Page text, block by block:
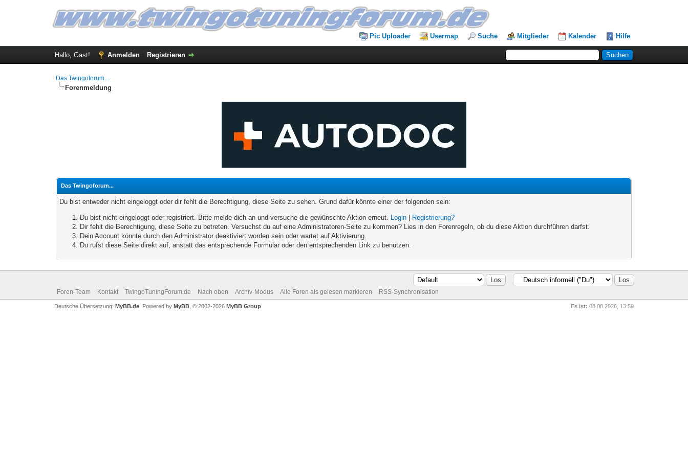
Pic Uploader Usermap Suche Mitglieder Kalender Hilfe
Hallo, Gast! Anmelden Registrieren
Das Twingoforum...
Forenmeldung
Das Twingoforum...
Du bist entweder nicht eingeloggt oder dir fehlt die Berechtigung, diese Seite zu sehen. Grund dafür könnte einer der folgenden sein:
Du bist nicht eingeloggt oder registriert. Bitte melde dich an und versuche die gewünschte Aktion erneut. Login
Registrierung?
Dir fehlt die Berechtigung, diese Seite zu betreten. Versuchst du auf eine Administratoren-Seite zu kommen? Lies in den Forenregeln, ob du diese Aktion durchführen darfst.
Dein Account könnte durch den Administrator deaktiviert worden sein oder wartet auf Aktivierung.
Du rufst diese Seite direkt auf, anstatt das entsprechende Formular oder den entsprechenden Link zu benutzen.
Foren-Team Kontakt TwingoTuningForum.de Nach oben Archiv-Modus Alle Foren als gelesen markieren RSS-Synchronisation
Es ist: 08.08.2026, 13:59
Deutsche Übersetzung: MyBB.de, Powered by MyBB, © 2002-2026 MyBB Group.